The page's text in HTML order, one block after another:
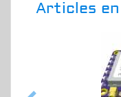
Articles